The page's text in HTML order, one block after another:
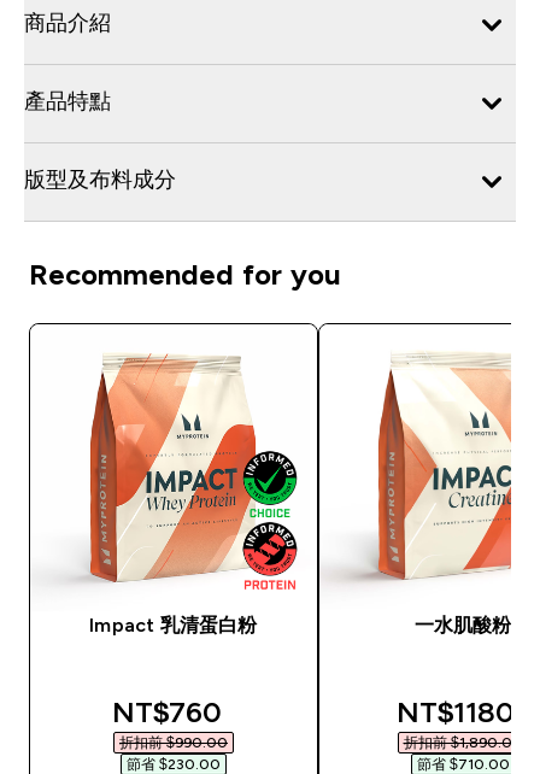
商品介紹
產品特點
版型及布料成分
Recommended for you
Impact 乳清蛋白粉
discounted price
NT$760‎
折扣前 $990.00‎
節省 $230.00‎
一水肌酸粉
NT$1180‎
折扣前 $1,890.00‎
節省 $710.00‎